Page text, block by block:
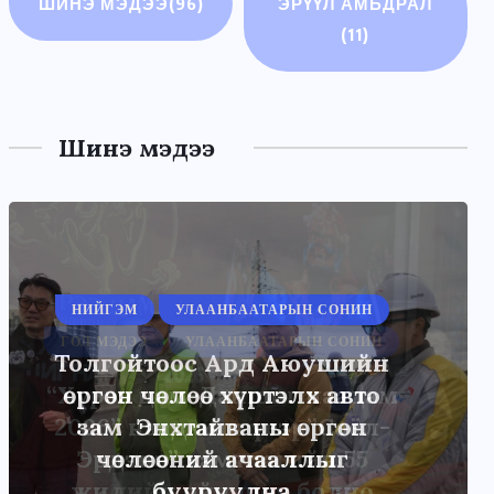
(11)
Шинэ мэдээ
НИЙГЭМ УЛААНБААТАРЫН СОНИН
Толгойтоос Ард Аюушийн
өргөн чөлөө хүртэлх авто
зам Энхтайваны өргөн
чөлөөний ачааллыг